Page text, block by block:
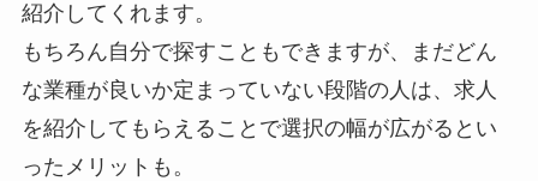
紹介してくれます。
もちろん自分で探すこともできますが、まだどん
な業種が良いか定まっていない段階の人は、求人
を紹介してもらえることで選択の幅が広がるとい
ったメリットも。